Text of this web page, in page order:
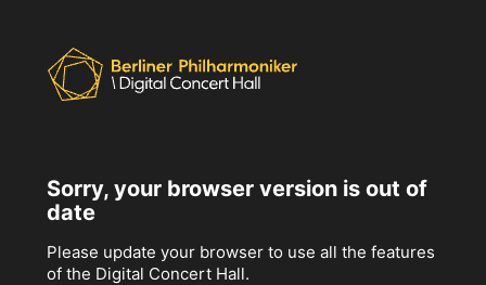
Sorry, your browser version is out of
date
Please update your browser to use all the features
of the Digital Concert Hall.